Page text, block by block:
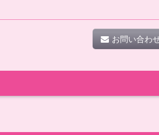
お問い合わ